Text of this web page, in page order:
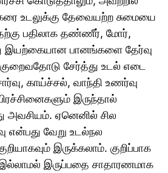
உடலுக்கு தேவையற்ற சுமையை
பதிலாக தண்ணீர், மோர்,
இயற்கையான பானங்களை தேர்வு
சேர்த்து உடல் எடை
காய்ச்சல், வாந்தி உணர்வு
இருந்தால்
அவசியம். ஏனெனில் சில
என்பது வேறு உடல்நல
இருக்கலாம். குறிப்பாக
இருப்பதை சாதாரணமாக